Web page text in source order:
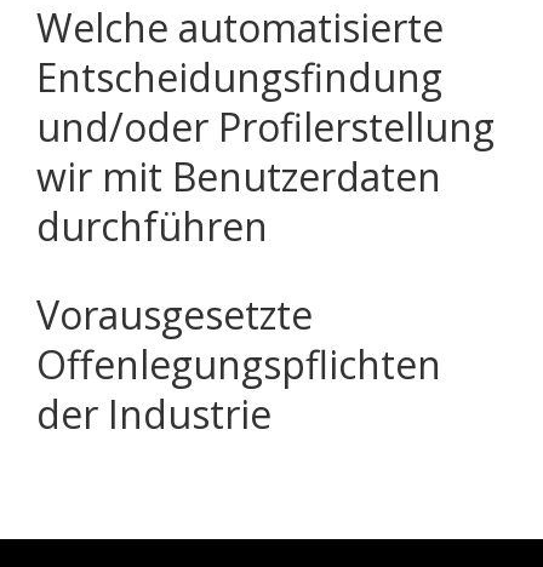
Welche automatisierte
Entscheidungsfindung
und/oder Profilerstellung
wir mit Benutzerdaten
durchführen
Vorausgesetzte
Offenlegungspflichten
der Industrie